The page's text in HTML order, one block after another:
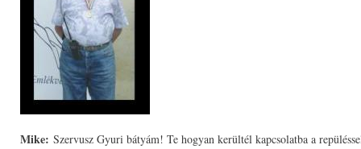
Mike: Szervusz Gyuri bátyám! Te hogyan kerültél kapcsolatba a